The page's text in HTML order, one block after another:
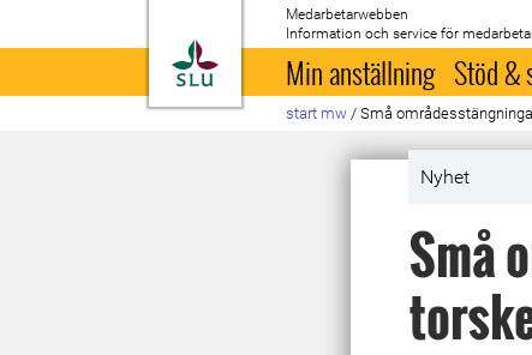
Till startsida
Medarbetarwebben
Information och service för
Min anställning Stöd &
start mw / Små
Nyhet
Små